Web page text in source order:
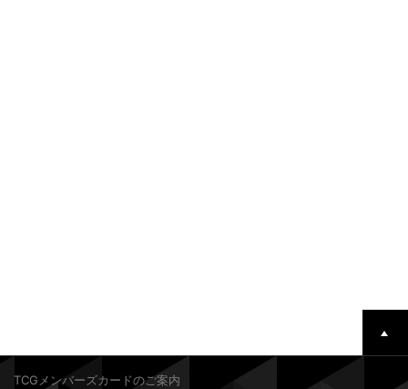
TCGメンバーズカードのご案内